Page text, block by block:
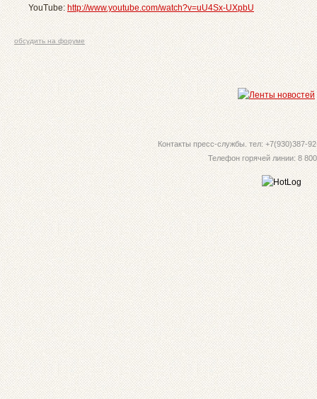
YouTube:http://www.youtube.com/watch?v=uU4Sx-UXpbU
обсудить на форуме
Контакты пресс-службы. тел: +7(930)387-
Телефон горячей линии: 8